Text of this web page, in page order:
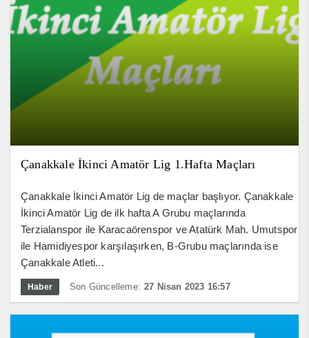
Çanakkale İkinci Amatör Lig 1.Hafta Maçları
Çanakkale İkinci Amatör Lig de maçlar başlıyor. Çanakkale
İkinci Amatör Lig de ilk hafta A Grubu maçlarında
Terzialanspor ile Karacaörenspor ve Atatürk Mah. Umutspor
ile Hamidiyespor karşılaşırken, B-Grubu maçlarında ise
Çanakkale Atleti...
Haber Son Güncelleme: 27 Nisan 2023 16:57